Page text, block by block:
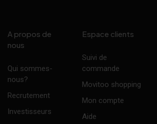
A propos de
nous
Qui sommes-
nous?
Recrutement
Investisseurs
Espace clients
Suivi de
commande
Movitoo shopping
Mon compte
Aide